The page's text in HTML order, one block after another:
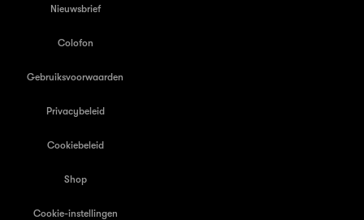
Nieuwsbrief
Colofon
Gebruiksvoorwaarden
Privacybeleid
Cookiebeleid
Shop
Cookie-instellingen